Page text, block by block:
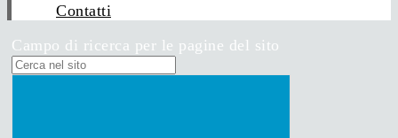
Contatti
Campo di ricerca per le pagine del sito